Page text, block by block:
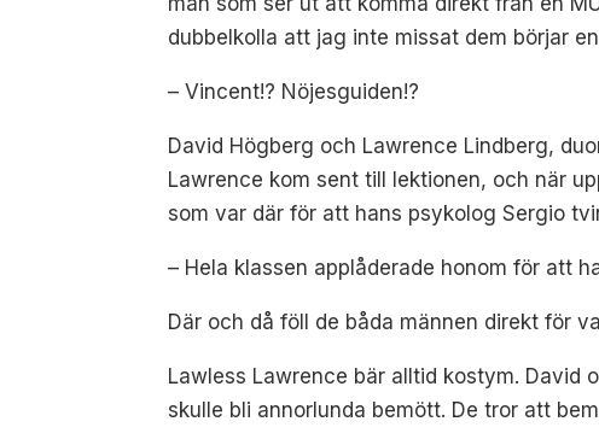
dubbelkolla att jag inte missat dem börjar
– Vincent!? Nöjesguiden!?
David Högberg och Lawrence Lindberg,
Lawrence kom sent till lektionen, och när
som var där för att hans psykolog Sergio
– Hela klassen applåderade honom för att
Där och då föll de båda männen direkt för
Lawless Lawrence bär alltid kostym. David
skulle bli annorlunda bemött. De tror att